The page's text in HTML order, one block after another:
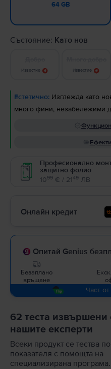
64 GB
Състояние: Като нов
Известие Известие
Естетично: Изглежда като
много фини, незабележими
Професионално
защитно фолио
1099 € / 2149 ЛВ
Онлайн кредит
Опитай Genius
Безаплано
връщане
Част
62 теста извършени
нашите експерти
Всеки продукт се тества
показателя с помощта на
специализирана програма.